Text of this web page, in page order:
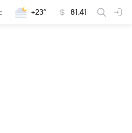
+23° 81.41